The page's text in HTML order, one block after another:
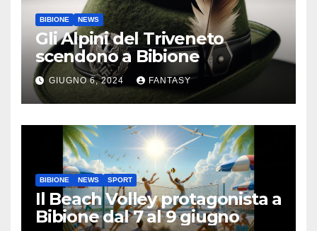
BIBIONE NEWS
Gli Alpini del Triveneto
scendono a Bibione
GIUGNO 6, 2024 FANTASY
BIBIONE NEWS SPORT
Il Beach Volley protagonista a
Bibione dal 7 al 9 giugno